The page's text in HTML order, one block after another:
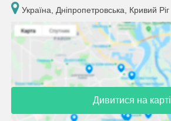
Україна, Дніпропетровська, Кривий Ріг
Дивитися на карті